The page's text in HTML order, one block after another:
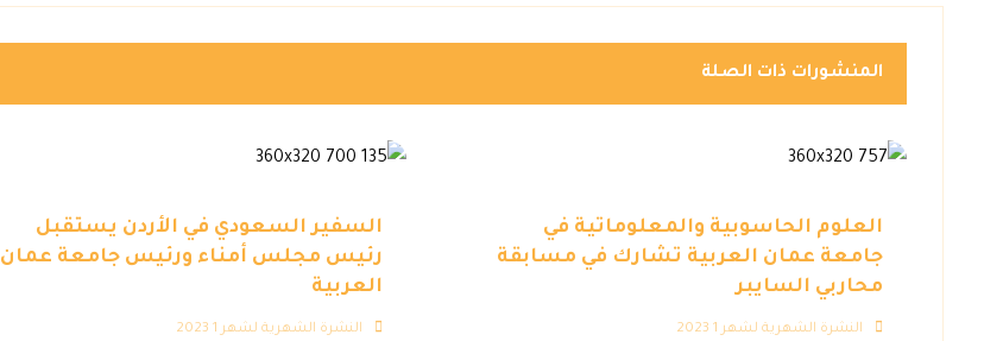
المنشورات ذات الصلة
العلوم الحاسوبية والمعلوماتية في
جامعة عمان العربية تشارك في مسابقة
محاربي السايبر
النشرة الشهرية لشهر 1 2023
السفير السعودي في الأردن يستقبل
رئيس مجلس أمناء ورئيس جامعة عمان
العربية
النشرة الشهرية لشهر 1 2023